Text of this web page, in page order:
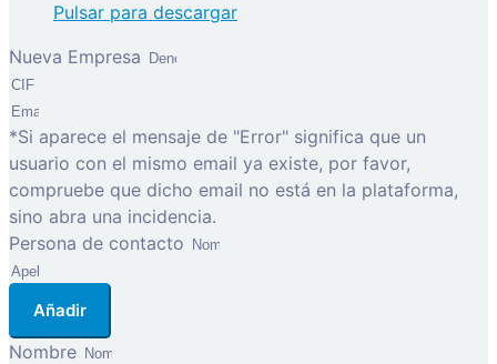
Pulsar para descargar
Nueva Empresa
*Si aparece el mensaje de "Error" significa que un
usuario con el mismo email ya existe, por favor,
compruebe que dicho email no está en la plataforma,
sino abra una incidencia.
Persona de contacto
Añadir
Nombre